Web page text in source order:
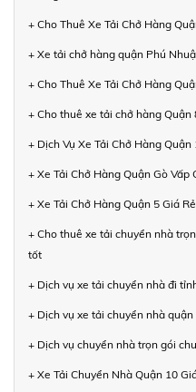
+ Cho Thuê Xe Tải Chở Hàng
+ Xe tải chở hàng quận Phú
+ Cho Thuê Xe Tải Chở Hàng
+ Cho thuê xe tải chở hàng
+ Dịch Vụ Xe Tải Chở Hàng
+ Xe Tải Chở Hàng Quận Gò Vấp
+ Xe Tải Chở Hàng Quận 5 Giá
+ Cho thuê xe tải chuyển nhà
tốt
+ Dịch vụ xe tải chuyển nhà đi
+ Dịch vụ xe tải chuyển nhà
+ Dịch vụ chuyển nhà trọn gói
+ Xe Tải Chuyển Nhà Quận 10